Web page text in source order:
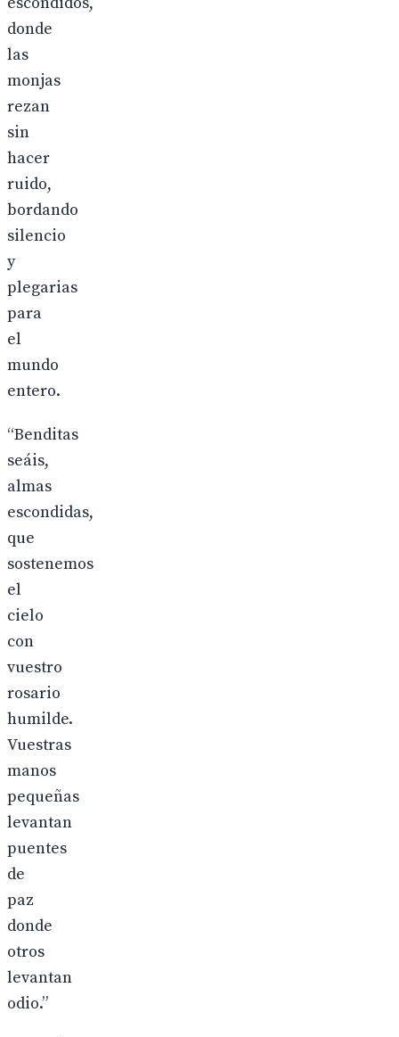
donde
las
monjas
rezan
sin
hacer
ruido,
bordando
silencio
y
plegarias
para
el
mundo
entero.
“Benditas
seáis,
almas
escondidas,
que
sostenemos
el
cielo
con
vuestro
rosario
humilde.
Vuestras
manos
pequeñas
levantan
puentes
de
paz
donde
otros
levantan
odio.”